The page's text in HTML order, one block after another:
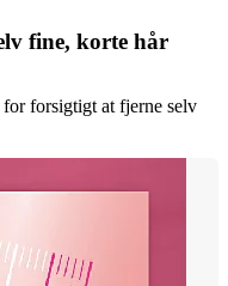
fine, korte hår
forsigtigt at fjerne selv